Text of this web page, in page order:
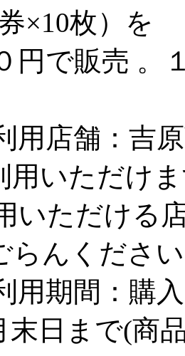
×10枚）を
円で販売 。
用店舗：吉
用いただけ
だける店
らんくださ
用期間：購
末日まで(商